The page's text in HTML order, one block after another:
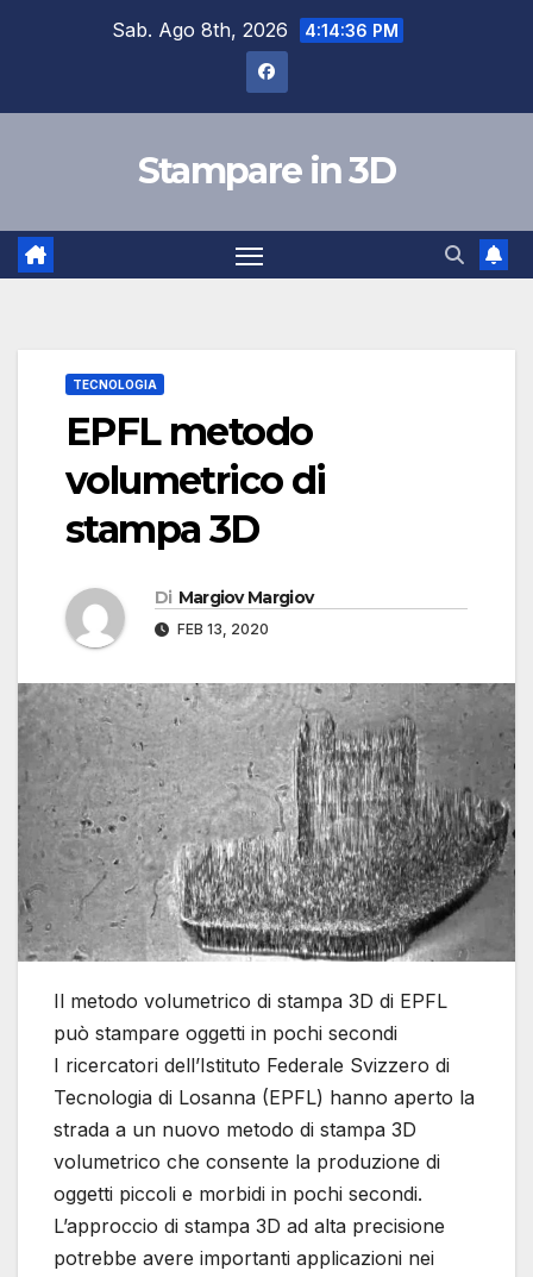
Sab. Ago 8th, 2026 4:14:37 PM
Stampare in 3D
TECNOLOGIA
EPFL metodo
volumetrico di
stampa 3D
Di Margiov Margiov
FEB 13, 2020
Il metodo volumetrico di stampa 3D di EPFL
può stampare oggetti in pochi secondi
I ricercatori dell’Istituto Federale Svizzero di
Tecnologia di Losanna (EPFL) hanno aperto la
strada a un nuovo metodo di stampa 3D
volumetrico che consente la produzione di
oggetti piccoli e morbidi in pochi secondi.
L’approccio di stampa 3D ad alta precisione
potrebbe avere importanti applicazioni nei